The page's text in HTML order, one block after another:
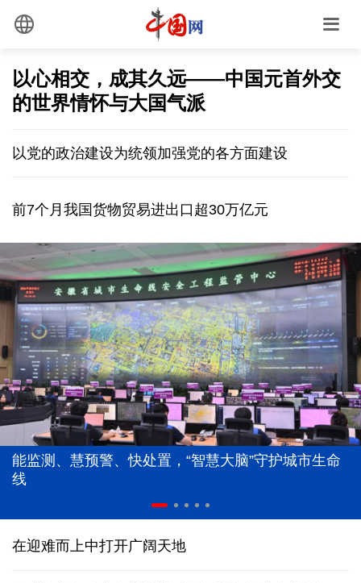
以心相交，成其久远——中国元首外交
的世界情怀与大国气派
以党的政治建设为统领加强党的各方面建设
前7个月我国货物贸易进出口超30万亿元
能监测、慧预警、快处置，“智慧大脑”守护城市生命
线
在迎难而上中打开广阔天地